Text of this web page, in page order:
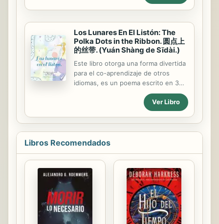
territoriales inciden en el ejercicio de
se centra...
bajo la coordinación de nuestra Red
Universitaria de Emprendimiento –
REUNE. Sin duda lo asociativo y la
capacidad de emprender están muy
unidos y hacen parte de los
ecosistemas de innovación
regionales. La universidad
colombiana presenta un testimonio
fiel y efectivo de su camino en el
emprendimiento universitario,
respondiendo preguntas sobre el
concepto, el recorrido histórico, la...
Los Lunares En El Listón: The
Polka Dots in the Ribbon. 圆点上
的丝带. (Yuán Shàng de Sīdài.)
Este libro otorga una forma divertida
para el co-aprendizaje de otros
idiomas, es un poema escrito en 3
idiomas (español, ingles y chino
simplificado) simultáneamente
acompañado de bellas ilustraciones
que acompañan y guían de forma
practica las descripciones por
oración haciendo mas fácil la relación
tanto para niños como para adultos.
Ver Libro
Libros Recomendados